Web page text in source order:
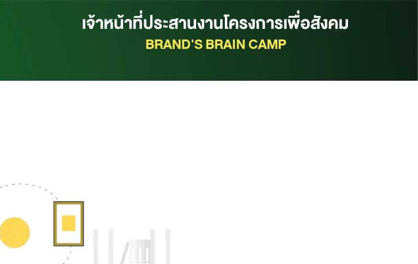
เจ้าหน้าที่ประสานงานโครงการเพื่อสังคม
BRAND'S BRAIN CAMP